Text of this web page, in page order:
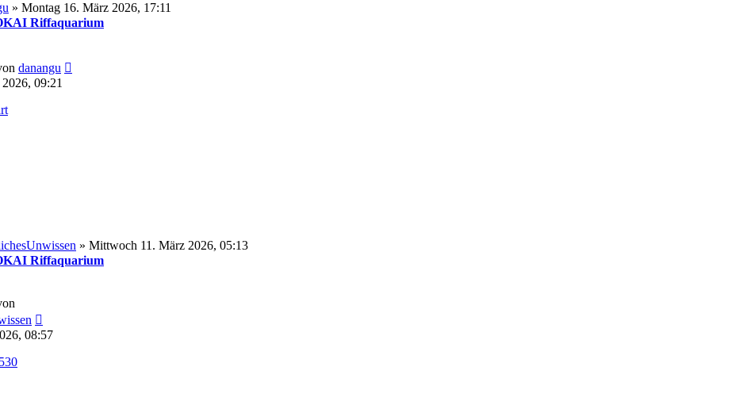
» Montag 16. März 2026, 17:11
Riffaquarium
danangu
09:21
» Mittwoch 11. März 2026, 05:13
Riffaquarium
Beitrag
08:57